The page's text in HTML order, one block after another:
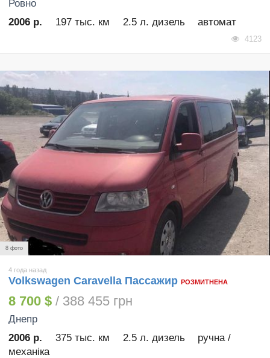
Ровно
2006 р.
197 тыс. км 2.5 л. дизель автомат
4123
8 фото
4 года назад
Volkswagen Caravella Пассажир РОЗМИТНЕНА
8 700 $ / 388 455 грн
Днепр
2006 р.
375 тыс. км 2.5 л. дизель
ручна /
механіка